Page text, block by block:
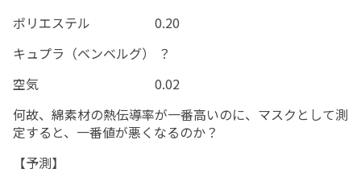
ポリエステル 0.20
キュプラ（ベンベルグ） ？
空気
0.02
何故、綿素材の熱伝導率が一番高いのに、マスクとして測
定すると、一番値が悪くなるのか？
【予測】